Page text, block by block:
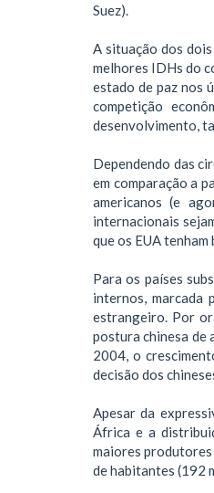
Suez).
A situação dos
melhores IDHs do
estado de paz nos
competição
desenvolvimento,
Dependendo das
em comparação a
americanos (e
internacionais
que os EUA
Para os países
internos, marcada
estrangeiro. Por
postura chinesa de
2004, o
decisão dos
Apesar da
África e a
maiores produtores
de habitantes (192